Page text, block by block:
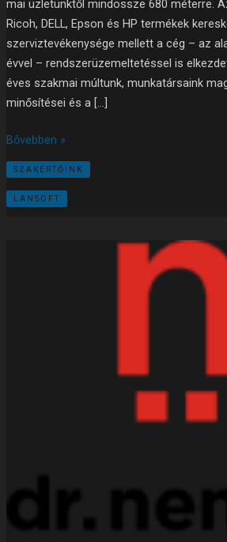
mai üzletünktől mindössze 680 méterre.
Ricoh, DELL, Epson és HP termékek
szerviztevékenysége mellett a cég – az
évvel – rendszerüzemeltetéssel is
éves szakmai múltunk, munkatársaink
minősítései és a […]
Bővebben »
SZAKÉRTŐINK
LANSOFT